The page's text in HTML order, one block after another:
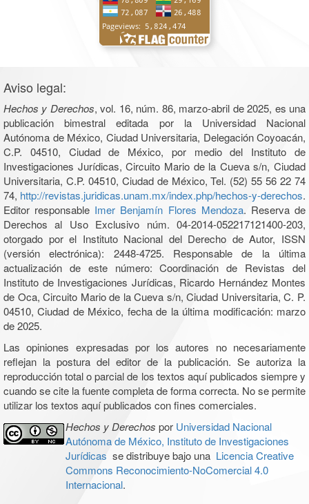
Aviso legal:
Hechos y Derechos, vol. 16, núm. 86, marzo-abril de 2025, es una
publicación bimestral editada por la Universidad Nacional
Autónoma de México, Ciudad Universitaria, Delegación Coyoacán,
C.P. 04510, Ciudad de México, por medio del Instituto de
Investigaciones Jurídicas, Circuito Mario de la Cueva s/n, Ciudad
Universitaria, C.P. 04510, Ciudad de México, Tel. (52) 55 56 22 74
74, http://revistas.juridicas.unam.mx/index.php/hechos-y-derechos.
Editor responsable Imer Benjamín Flores Mendoza. Reserva de
Derechos al Uso Exclusivo núm. 04-2014-052217121400-203,
otorgado por el Instituto Nacional del Derecho de Autor, ISSN
(versión electrónica): 2448-4725. Responsable de la última
actualización de este número: Coordinación de Revistas del
Instituto de Investigaciones Jurídicas, Ricardo Hernández Montes
de Oca, Circuito Mario de la Cueva s/n, Ciudad Universitaria, C. P.
04510, Ciudad de México, fecha de la última modificación: marzo
de 2025.
Las opiniones expresadas por los autores no necesariamente
reflejan la postura del editor de la publicación. Se autoriza la
reproducción total o parcial de los textos aquí publicados siempre y
cuando se cite la fuente completa de forma correcta. No se permite
utilizar los textos aquí publicados con fines comerciales.
Hechos y Derechos por Universidad Nacional
Autónoma de México, Instituto de Investigaciones
Jurídicas se distribuye bajo una Licencia Creative
Commons Reconocimiento-NoComercial 4.0
Internacional.